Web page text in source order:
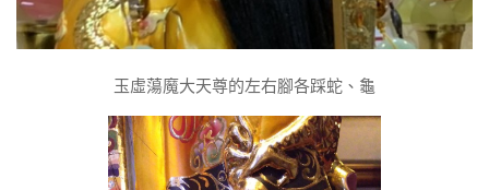
玉虛蕩魔大天尊的左右腳各踩蛇、龜